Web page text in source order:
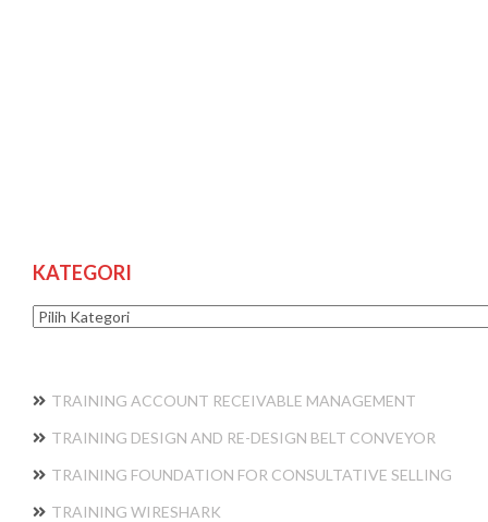
KATEGORI
Kategori
TRAINING ACCOUNT RECEIVABLE MANAGEMENT
TRAINING DESIGN AND RE-DESIGN BELT CONVEYOR
TRAINING FOUNDATION FOR CONSULTATIVE SELLING
TRAINING WIRESHARK